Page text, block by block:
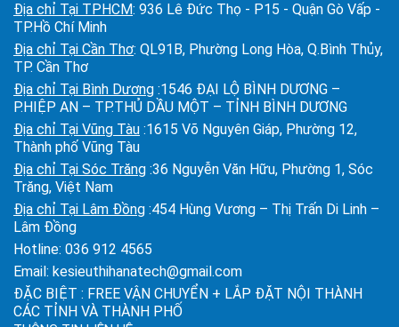
Địa chỉ Tại TPHCM: 936 Lê Đức Thọ - P15 - Quận Gò Vấp -
TP.Hồ Chí Minh
Địa chỉ Tại Cần Thơ: QL91B, Phường Long Hòa, Q.Bình Thủy,
TP. Cần Thơ
Địa chỉ Tại Bình Dương :1546 ĐẠI LỘ BÌNH DƯƠNG –
P.HIỆP AN – TP.THỦ DẦU MỘT – TỈNH BÌNH DƯƠNG
Địa chỉ Tại Vũng Tàu :1615 Võ Nguyên Giáp, Phường 12,
Thành phố Vũng Tàu
Địa chỉ Tại Sóc Trăng :36 Nguyễn Văn Hữu, Phường 1, Sóc
Trăng, Việt Nam
Địa chỉ Tại Lâm Đồng :454 Hùng Vương – Thị Trấn Di Linh –
Lâm Đồng
Hotline: 036 912 4565
Email: kesieuthihanatech@gmail.com
ĐẶC BIỆT : FREE VẬN CHUYỂN + LẮP ĐẶT NỘI THÀNH
CÁC TỈNH VÀ THÀNH PHỐ